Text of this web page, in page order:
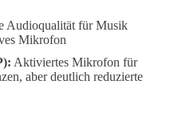
Audioqualität für Musik
Mikrofon
Aktiviertes Mikrofon für
aber deutlich reduzierte